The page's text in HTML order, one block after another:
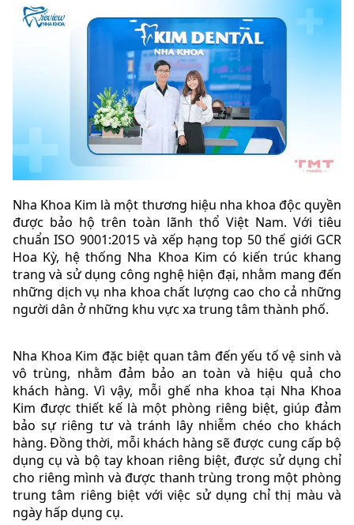
Nha Khoa Kim là một thương hiệu nha khoa độc quyền
được bảo hộ trên toàn lãnh thổ Việt Nam. Với tiêu
chuẩn ISO 9001:2015 và xếp hạng top 50 thế giới GCR
Hoa Kỳ, hệ thống Nha Khoa Kim có kiến trúc khang
trang và sử dụng công nghệ hiện đại, nhằm mang đến
những dịch vụ nha khoa chất lượng cao cho cả những
người dân ở những khu vực xa trung tâm thành phố.
Nha Khoa Kim đặc biệt quan tâm đến yếu tố vệ sinh và
vô trùng, nhằm đảm bảo an toàn và hiệu quả cho
khách hàng. Vì vậy, mỗi ghế nha khoa tại Nha Khoa
Kim được thiết kế là một phòng riêng biệt, giúp đảm
bảo sự riêng tư và tránh lây nhiễm chéo cho khách
hàng. Đồng thời, mỗi khách hàng sẽ được cung cấp bộ
dụng cụ và bộ tay khoan riêng biệt, được sử dụng chỉ
cho riêng mình và được thanh trùng trong một phòng
trung tâm riêng biệt với việc sử dụng chỉ thị màu và
ngày hấp dụng cụ.